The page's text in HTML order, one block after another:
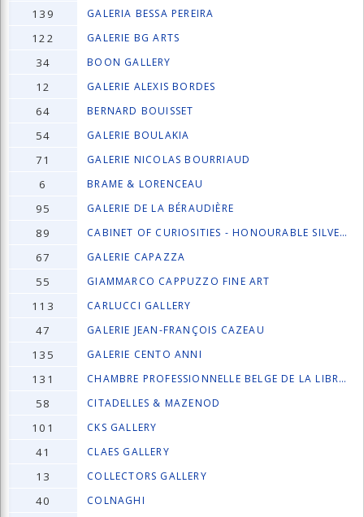
139 GALERIA BESSA PEREIRA
122 GALERIE BG ARTS
34 BOON GALLERY
12 GALERIE ALEXIS BORDES
64 BERNARD BOUISSET
54 GALERIE BOULAKIA
71 GALERIE NICOLAS BOURRIAUD
6 BRAME & LORENCEAU
95 GALERIE DE LA BÉRAUDIÈRE
89 CABINET OF CURIOSITIES - HONOURABLE SILVER
67 GALERIE CAPAZZA
55 GIAMMARCO CAPPUZZO FINE ART
113 CARLUCCI GALLERY
47 GALERIE JEAN-FRANÇOIS CAZEAU
135 GALERIE CENTO ANNI
131 CHAMBRE PROFESSIONNELLE BELGE DE LA
58 CITADELLES & MAZENOD
101 CKS GALLERY
41 CLAES GALLERY
13 COLLECTORS GALLERY
40 COLNAGHI